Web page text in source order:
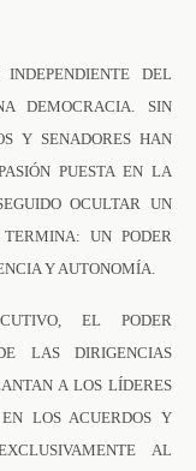
DEL
DEMOCRACIA. SIN
Y SENADORES HAN
PUESTA EN LA
OCULTAR UN
UN PODER
Y AUTONOMÍA.
EL PODER
LAS DIRIGENCIAS
A LOS LÍDERES
LOS ACUERDOS Y
AL